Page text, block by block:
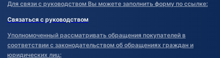
Для связи с руководством Вы можете заполнить форму по ссылке:
Связаться с руководством
Уполномоченный рассматривать обращения покупателей в
соответствии с законодательством об обращениях граждан и
юридических лиц: